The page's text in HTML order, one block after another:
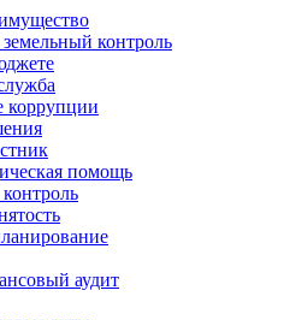
контроль
коррупции
помощь
аудит